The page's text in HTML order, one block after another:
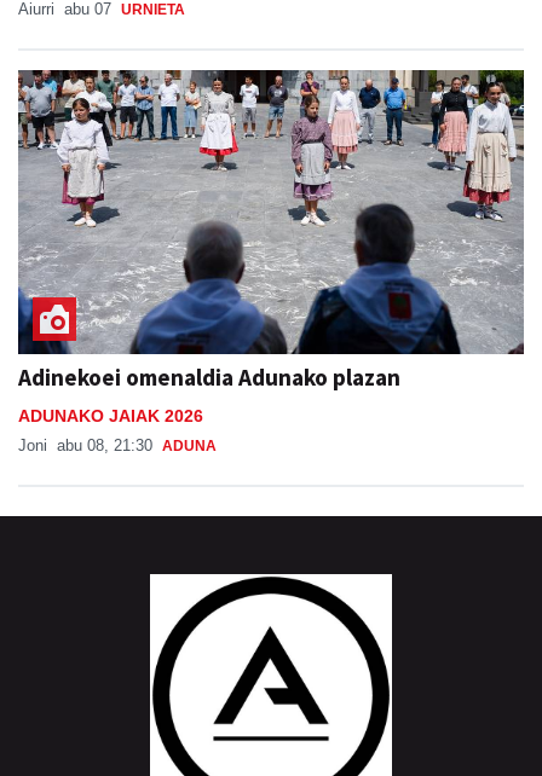
Aiurri abu 07 URNIETA
Adinekoei omenaldia Adunako plazan
ADUNAKO JAIAK 2026
Joni abu 08, 21:30 ADUNA